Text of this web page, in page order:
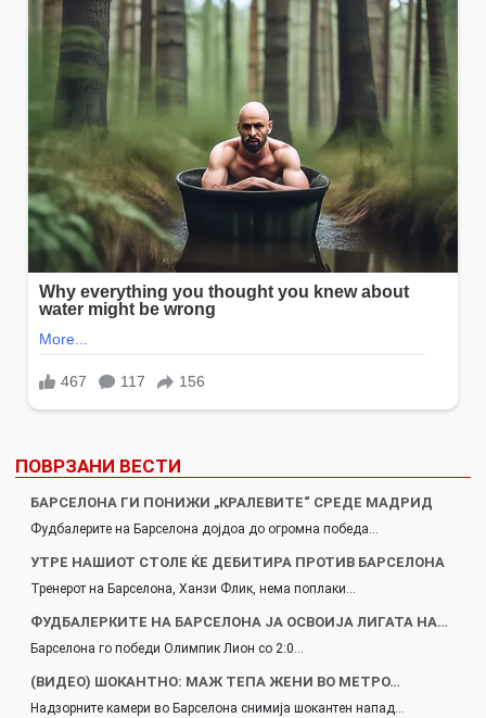
ПОВРЗАНИ ВЕСТИ
БАРСЕЛОНА ГИ ПОНИЖИ „КРАЛЕВИТЕ“ СРЕДЕ МАДРИД
Фудбалерите на Барселона дојдоа до огромна победа…
УТРЕ НАШИОТ СТОЛЕ ЌЕ ДЕБИТИРА ПРОТИВ БАРСЕЛОНА
Тренерот на Барселона, Ханзи Флик, нема поплаки…
ФУДБАЛЕРКИТЕ НА БАРСЕЛОНА ЈА ОСВОИЈА ЛИГАТА НА…
Барселона го победи Олимпик Лион со 2:0…
(ВИДЕО) ШОКАНТНО: МАЖ ТЕПА ЖЕНИ ВО МЕТРО…
Надзорните камери во Барселона снимија шокантен напад…